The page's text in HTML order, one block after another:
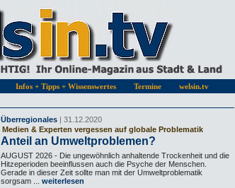
Infos + Tipps + Wissenswertes Termine welsin.tv
Überregionales | 31.12.2020
Medien & Experten vergessen auf globale Problematik
Anteil an Umweltproblemen?
AUGUST 2026 - Die ungewöhnlich anhaltende Trockenheit und die
Hitzeperioden beeinflussen auch die Psyche der Menschen.
Gerade in dieser Zeit sollte man mit der Umweltproblematik
sorgsam ...
weiterlesen